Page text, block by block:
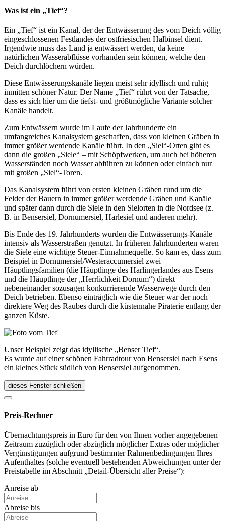
Was ist ein „Tief“?
Ein „Tief“ ist ein Kanal, der der Entwässerung des vom Deich völlig
eingeschlossenen Festlandes der ostfriesischen Halbinsel dient.
Irgendwie muss das Land ja entwässert werden, da keine
natürlichen Wasserabflüsse vorhanden sein können, welche den
Deich durchlöchern würden.
Diese Entwässerungskanäle liegen meist sehr idyllisch und ruhig
inmitten schöner Natur. Der Name „Tief“ rührt von der Tatsache,
dass es sich hier um die tiefst- und größtmögliche Variante solcher
Kanäle handelt.
Zum Entwässern wurde im Laufe der Jahrhunderte ein
umfangreiches Kanalsystem geschaffen, dass von kleinen Gräben in
immer größer werdende Kanäle führt. In den „Siel“-Orten gibt es
dann die großen „Siele“ – mit Schöpfwerken, um auch bei höheren
Wasserständen noch Wasser abführen zu können oder einfach nur
mit großen „Siel“-Toren.
Das Kanalsystem führt von ersten kleinen Gräben rund um die
Felder der Bauern in immer größer werdende Gräben und Kanäle
und später dann durch die Siele in den Sielorten in die Nordsee (z.
B. in Bensersiel, Dornumersiel, Harlesiel und anderen mehr).
Bis Ende des 19. Jahrhunderts wurden die Entwässerungs-Kanäle
intensiv als Wasserstraßen genutzt. In früheren Jahrhunderten waren
die Siele eine wichtige Steuer-Einnahmequelle. So kam es, dass zum
Beispiel in Dornumersiel/Westeraccumersiel zwei
Häuptlingsfamilien (die Häuptlinge des Harlingerlandes aus Esens
und die Häuptlinge der „Herrlichkeit Dornum“) direkt
nebeneinander sozusagen konkurrierende Wasserwege durch den
Deich betrieben. Ebenso einträglich wie die Steuer war der noch
direktere Weg des Raubes durch die küstennahe Piraterie entlang der
ganzen Küste.
Unser Beispiel zeigt das idyllische „Benser Tief“.
Es wurde auf einer schönen Fahrradtour von Bensersiel nach Esens
ein kleines Stück südlich von Bensersiel aufgenommen.
dieses Fenster schließen
Preis-Rechner
Übernachtungspreis in Euro für den von Ihnen vorher angegebenen
Zeitraum zuzüglich oder abzüglich möglicher Extras oder möglicher
Vergünstigungen aufgrund bestimmter Rahmenbedingungen Ihres
Aufenthaltes (solche eventuell bestehenden Abweichungen unter der
Preistabelle im Abschnitt „Detail-Übersicht aller Preise“):
Anreise ab
Abreise bis